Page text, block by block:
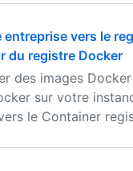
vers le
du registre Docker
des images
sur votre
le Container